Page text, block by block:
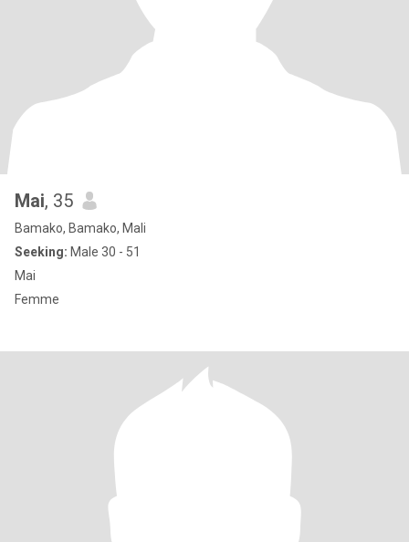
Mai, 35
Bamako, Bamako, Mali
Seeking: Male 30 - 51
Mai
Femme